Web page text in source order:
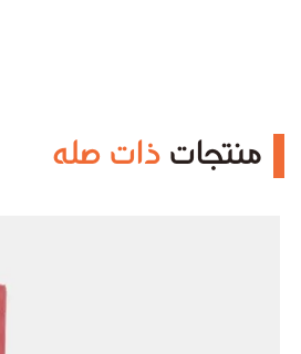
منتجات ذات صله